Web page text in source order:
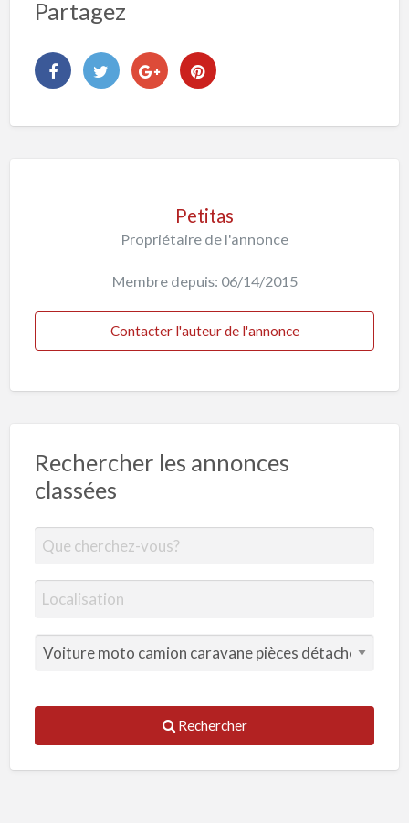
Partagez
Petitas
Propriétaire de l'annonce
Membre depuis: 06/14/2015
Contacter l'auteur de l'annonce
Rechercher les annonces
classées
Rechercher